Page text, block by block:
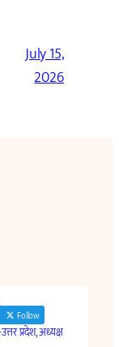
July 15,
2026